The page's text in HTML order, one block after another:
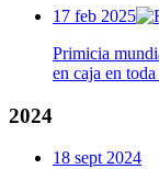
17 feb 2025
Primicia
en caja en
2024
18 sept 2024